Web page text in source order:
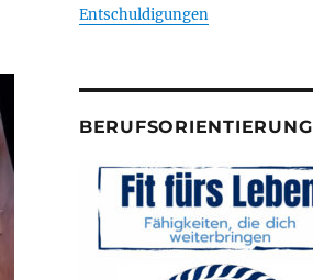
Entschuldigungen
BERUFSORIENTIERUNG